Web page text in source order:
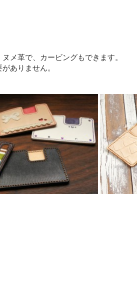
メ革で、カービングもできます。
ありません。